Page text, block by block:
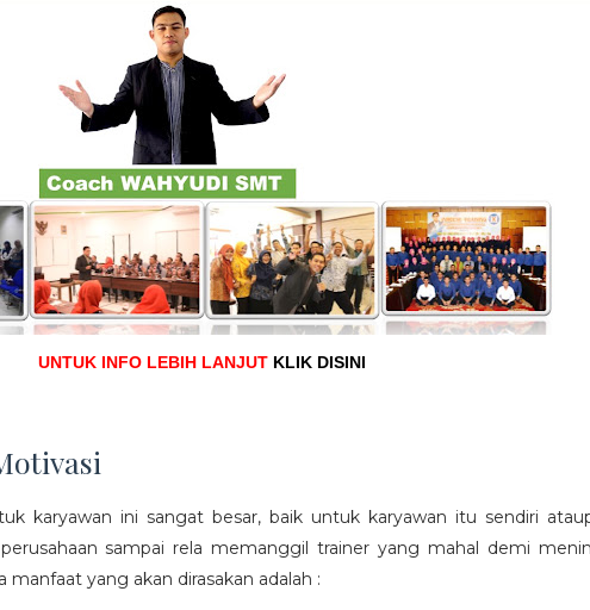
UNTUK INFO LEBIH LANJUT KLIK DISINI
karyawan ini sangat besar, baik untuk karyawan itu sendiri
sampai rela memanggil trainer yang mahal demi
manfaat yang akan dirasakan adalah :